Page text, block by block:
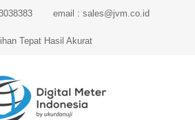
email : sales@jvm.co.id
Tepat Hasil Akurat